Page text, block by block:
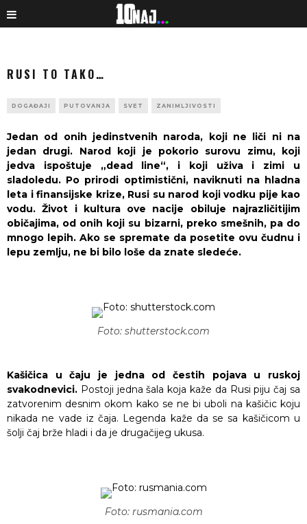
RUSI TO TAKO…
DOGAĐAJI PUTOVANJA SVET ZANIMLJIVOSTI
Jedan od onih jedinstvenih naroda, koji ne liči ni na
jedan drugi. Narod koji je pokorio surovu zimu, koji
jedva ispoštuje „dead line“, i koji uživa i zimi u
sladoledu. Po prirodi optimistični, naviknuti na hladna
leta i finansijske krize, Rusi su narod koji vodku pije kao
vodu. Život i kultura ove nacije obiluje najrazličitijim
običajima, od onih koji su bizarni, preko smešnih, pa do
mnogo lepih. Ako se spremate da posetite ovu čudnu i
lepu zemlju, ne bi bilo loše da znate sledeće.
Foto: shutterstock.com
Kašičica u čaju je jedna od čestih pojava u ruskoj
svakodnevici. Postoji jedna šala koja kaže da Rusi piju čaj sa
zatvorenim desnim okom kako se ne bi uboli na kašičic koju
nikada ne vade iz čaja. Legenda kaže da se sa kašičicom u
šolji čaj brže hladi i da je drugačijeg ukusa.
Foto: rusmania.com